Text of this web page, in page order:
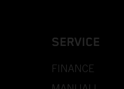
SERVICE
FINANCE